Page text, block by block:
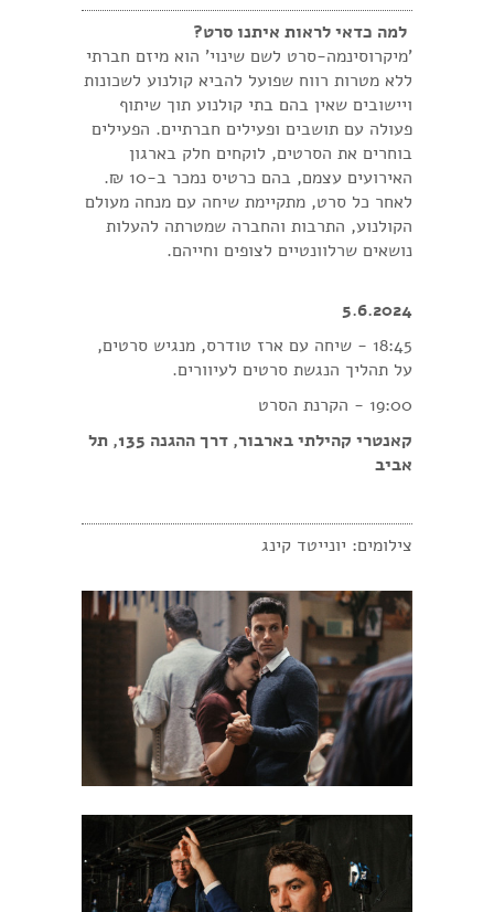
למה כדאי לראות איתנו סרט?
'מיקרוסינמה-סרט לשם שינוי' הוא מיזם חברתי
ללא מטרות רווח שפועל להביא קולנוע לשכונות
ויישובים שאין בהם בתי קולנוע תוך שיתוף
פעולה עם תושבים ופעילים חברתיים. הפעילים
בוחרים את הסרטים, לוקחים חלק בארגון
האירועים עצמם, בהם כרטיס נמכר ב-10 ₪.
לאחר כל סרט, מתקיימת שיחה עם מנחה מעולם
הקולנוע, התרבות והחברה שמטרתה להעלות
נושאים שרלוונטיים לצופים וחייהם.
5.6.2024
18:45 - שיחה עם ארז טודרס, מנגיש סרטים,
על תהליך הנגשת סרטים לעיוורים.
19:00 - הקרנת הסרט
קאנטרי קהילתי בארבור, דרך ההגנה 135, תל
אביב
צילומים: יונייטד קינג